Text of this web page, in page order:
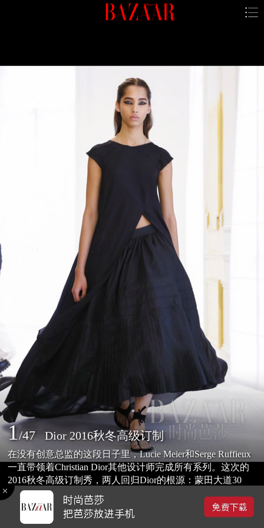
1/47 Dior 2016秋冬高级订制
在没有创意总监的这段日子里，Lucie Meier和Serge Ruffieux
一直带领着Christian Dior其他设计师完成所有系列。这次的
2016秋冬高级订制秀，两人回归Dior的根源：蒙田大道30
号。这是Dior建立的根基，Dior的所有高级订制订单都是在
这里完成，客人们也以私人形式在这里进行挑选、洽谈、量
体裁衣。
2016-07-13 16:51
0